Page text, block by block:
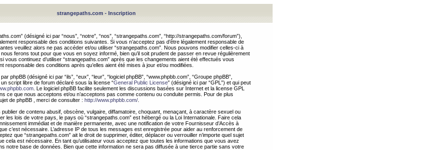
strangepaths.com - Inscription
(désigné ici par “nous”, “notre”, “nos”, “strangepaths.com”, “http://strangepaths.com/forum”),
responsable des conditions suivantes. Si vous n’acceptez pas d’être légalement responsable de
veuillez alors ne pas accéder et/ou utiliser “strangepaths.com”. Nous pouvons modifier celles-ci à
nous ferons tout pour que vous en soyez informé, bien qu’il soit prudent de passer en revue régulièrement
vous continuez d’utiliser “strangepaths.com” après que les changements aient été effectués vous
responsable des conditions après qu’elles aient été mises à jour et/ou modifiées.
phpBB (désigné ici par “ils”, “eux”, “leur”, “logiciel phpBB”, “www.phpbb.com”, “Groupe phpBB”,
un script libre de forum déclaré sous la license “General Public License” (désigné ici par “GPL”) et qui peut
. Le logiciel phpBB facilite seulement les discussions basées sur Internet et la license GPL
ce que nous acceptons et/ou n’acceptons pas comme contenu ou conduite permis. Pour de plus
de phpBB , merci de consulter : http://www.phpbb.com/
de contenu abusif, obscène, vulgaire, diffamatoire, choquant, menaçant, à caractère sexuel ou
les lois de votre pays, le pays où “strangepaths.com” est hébergé ou la Loi Internationale. Faire cela
immédiat et de manière permanente, avec une notification de votre Fournisseur d’Accès à
c’est nécessaire. L’adresse IP de tous les messages est enregistrée pour aider au renforcement de
que “strangepaths.com” ait le droit de supprimer, éditer, déplacer ou verrouiller n’importe quel sujet
cela est nécessaire. En tant qu’utilisateur vous acceptez que toutes les informations que vous avez
notre base de données. Bien que cette information ne sera pas diffusée à une tierce partie sans votre